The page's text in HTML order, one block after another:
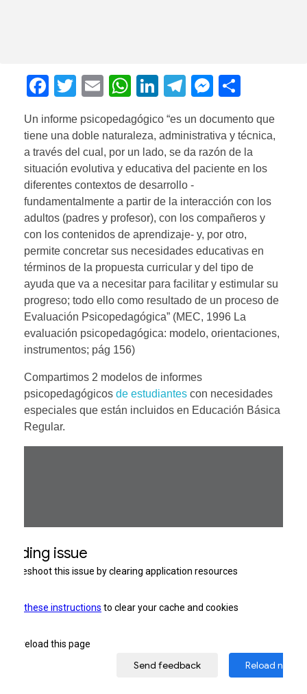
F
c
e
b
o
o
k
T
tt
er
E
ail
W
h
at
s
A
p
p
Li
k
e
dI
n
T
e
gr
a
m
M
ss
e
n
g
er
m
p
ar
tir
Un informe psicopedagógico “es un documento que
tiene una doble naturaleza, administrativa y técnica,
a través del cual, por un lado, se da razón de la
situación evolutiva y educativa del paciente en los
diferentes contextos de desarrollo -
fundamentalmente a partir de la interacción con los
adultos (padres y profesor), con los compañeros y
con los contenidos de aprendizaje- y, por otro,
permite concretar sus necesidades educativas en
términos de la propuesta curricular y del tipo de
ayuda que va a necesitar para facilitar y estimular su
progreso; todo ello como resultado de un proceso de
Evaluación Psicopedagógica” (MEC, 1996 La
evaluación psicopedagógica: modelo, orientaciones,
instrumentos; pág 156)
Compartimos 2 modelos de informes
psicopedagógicos de estudiantes con necesidades
especiales que están incluidos en Educación Básica
Regular.